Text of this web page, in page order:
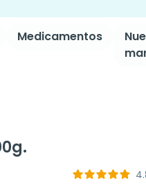
Medicamentos